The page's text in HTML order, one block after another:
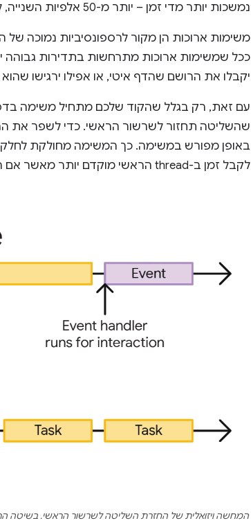
נמשכות יותר מדי זמן – יותר מ-50 אלפיות השנייה, ליתר דיוק – הן נחשבות
משימות ארוכות הן מקור לרספונסיביות נמוכה
ככל שמשימות ארוכות מתרחשות בתדירות גבוהה
יקבלו את הרושם שהדף איטי, או אפילו ירגישו
עם זאת, רק בגלל שהקוד שלכם מתחיל משימה
באופן מפורש במשימה. כך המשימה מחולקת
לקבל זמן ב-thread הראשי מוקדם יותר מאשר אם הן היו צריכות לחכות שמשימות ארוכות יסתיימו.
המחשה ויזואלית של החזרת השליטה לשרשור הראשי. בשיטה